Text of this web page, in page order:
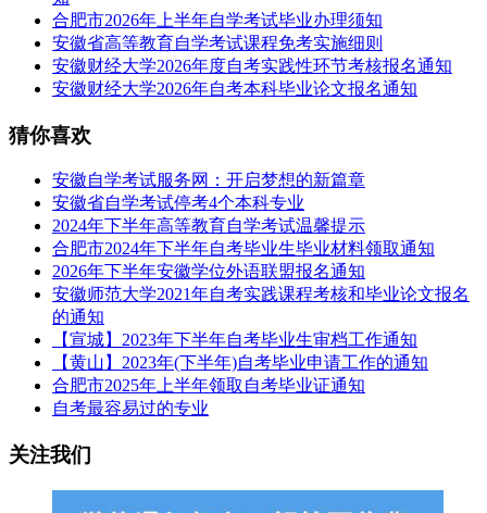
合肥市2026年上半年自学考试毕业办理须知
安徽省高等教育自学考试课程免考实施细则
安徽财经大学2026年度自考实践性环节考核报名通知
安徽财经大学2026年自考本科毕业论文报名通知
猜你喜欢
安徽自学考试服务网：开启梦想的新篇章
安徽省自学考试停考4个本科专业
2024年下半年高等教育自学考试温馨提示
合肥市2024年下半年自考毕业生毕业材料领取通知
2026年下半年安徽学位外语联盟报名通知
安徽师范大学2021年自考实践课程考核和毕业论文报名
的通知
【宣城】2023年下半年自考毕业生审档工作通知
【黄山】2023年(下半年)自考毕业申请工作的通知
合肥市2025年上半年领取自考毕业证通知
自考最容易过的专业
关注我们